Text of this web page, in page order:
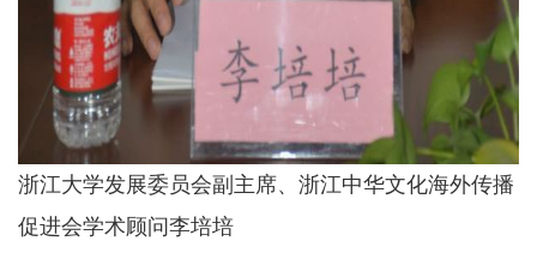
浙江大学发展委员会副主席、浙江中华文化海外传播
促进会学术顾问李培培